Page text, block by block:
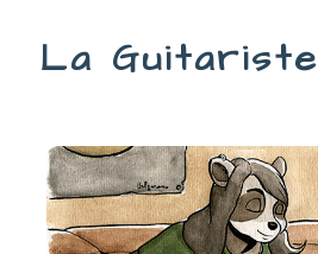
La Guitariste